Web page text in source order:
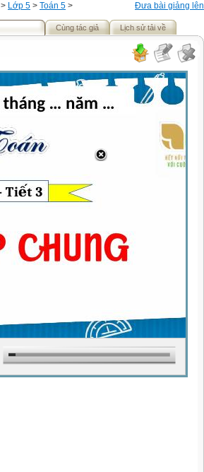
Đưa bài giảng lên
> Lớp 5 > Toán 5 >
Cùng tác giả Lịch sử tải về